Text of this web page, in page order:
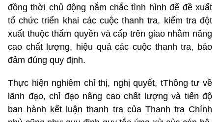
đồng thời chủ động nắm chắc tình hình để đề xuất
tổ chức triển khai các cuộc thanh tra, kiểm tra đột
xuất thuộc thẩm quyền và cấp trên giao nhằm nâng
cao chất lượng, hiệu quả các cuộc thanh tra, bảo
đảm đúng quy định.
Thực hiện nghiêm chỉ thị, nghị quyết, tThông tư về
lãnh đạo, chỉ đạo nâng cao chất lượng và tiến độ
ban hành kết luận thanh tra của Thanh tra Chính